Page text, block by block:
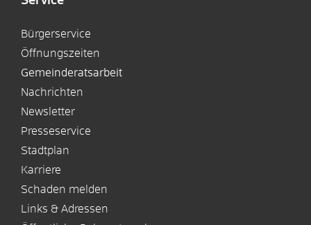
Bürgerservice
Öffnungszeiten
Gemeinderatsarbeit
Nachrichten
Newsletter
Presseservice
Stadtplan
Karriere
Schaden melden
Links & Adressen